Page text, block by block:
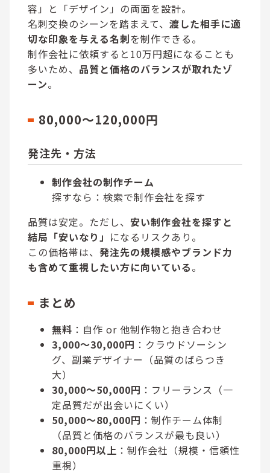
容」と「デザイン」の両面を設計。
名刺交換のシーンを踏まえて、 渡した相手に適
切な印象を与える名刺を制作できる。
制作会社に依頼すると10万円超になることも
多いため、 品質と価格のバランスが取れたゾ
ーン。
80,000～120,000円
発注先・方法
制作会社の制作チーム
探すなら：検索で制作会社を探す
品質は安定。ただし、 安い制作会社を探すと
結局「安いなり」 になるリスクあり。
この価格帯は、 発注先の規模感やブランド力
も含めて重視したい方に向いている。
まとめ
無料 ：自作 or 他制作物と抱き合わせ
3,000〜30,000円 ：クラウドソーシン
グ、副業デザイナー（品質のばらつき
大）
30,000〜50,000円 ：フリーランス（一
定品質だが出会いにくい）
50,000〜80,000円 ：制作チーム体制
（品質と価格のバランスが最も良い）
80,000円以上 ：制作会社（規模・信頼性
重視）